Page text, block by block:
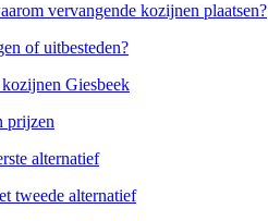
vervangende kozijnen plaatsen?
of uitbesteden?
Giesbeek
prijzen
alternatief
tweede alternatief